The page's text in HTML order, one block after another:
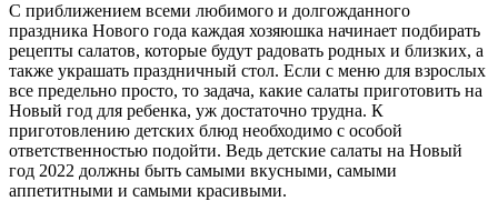
С приближением всеми любимого и долгожданного
праздника Нового года каждая хозяюшка начинает подбирать
рецепты салатов, которые будут радовать родных и близких, а
также украшать праздничный стол. Если с меню для взрослых
все предельно просто, то задача, какие салаты приготовить на
Новый год для ребенка, уж достаточно трудна. К
приготовлению детских блюд необходимо с особой
ответственностью подойти. Ведь детские салаты на Новый
год 2022 должны быть самыми вкусными, самыми
аппетитными и самыми красивыми.